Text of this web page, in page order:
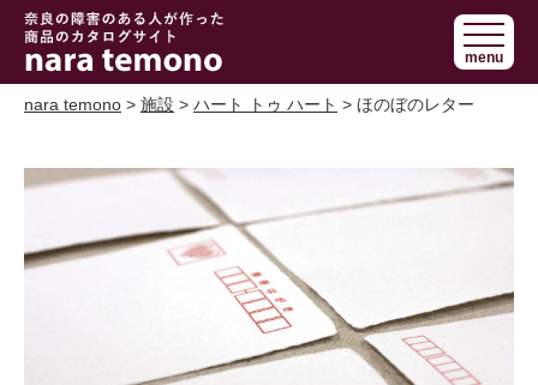
奈良で障害の
ある人の手作
り商品 nara
menu
nara temono > 施設 > ハート トゥ ハート > ほのぼのレター